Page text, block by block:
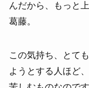
んだから、もっと
葛藤。
この気持ち、とて
ようとする人ほど